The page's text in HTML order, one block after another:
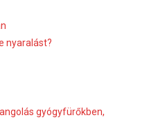
nyaralást?
gyógyfürőkben,